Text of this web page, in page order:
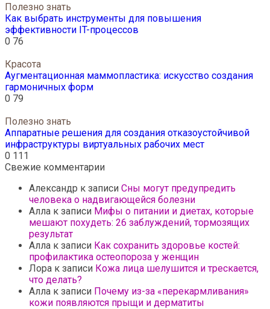
Полезно знать
Как выбрать инструменты для повышения
эффективности IT-процессов
0 76
Красота
Аугментационная маммопластика: искусство создания
гармоничных форм
0 79
Полезно знать
Аппаратные решения для создания отказоустойчивой
инфраструктуры виртуальных рабочих мест
0 111
Свежие комментарии
Александр к записи Сны могут предупредить
человека о надвигающейся болезни
Алла к записи Мифы о питании и диетах, которые
мешают похудеть: 26 заблуждений, тормозящих
результат
Алла к записи Как сохранить здоровье костей:
профилактика остеопороза у женщин
Лора к записи Кожа лица шелушится и трескается,
что делать?
Алла к записи Почему из-за «перекармливания»
кожи появляются прыщи и дерматиты